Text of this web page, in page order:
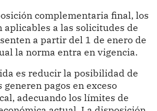
complementaria final, los
aplicables a las solicitudes de
a partir del 1 de enero de
la norma entra en vigencia.
es reducir la posibilidad de
pagos en exceso
adecuando los límites de